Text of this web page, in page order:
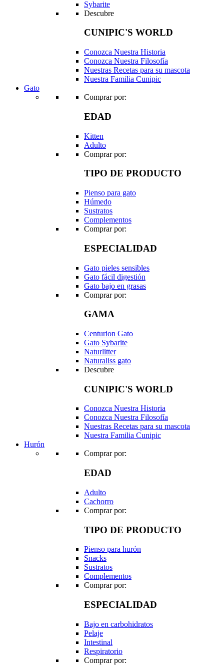
Sybarite
Descubre
CUNIPIC'S WORLD
Conozca Nuestra Historia
Conozca Nuestra Filosofía
Nuestras Recetas para su mascota
Nuestra Familia Cunipic
Gato
Comprar por:
EDAD
Kitten
Adulto
Comprar por:
TIPO DE PRODUCTO
Pienso para gato
Húmedo
Sustratos
Complementos
Comprar por:
ESPECIALIDAD
Gato pieles sensibles
Gato fácil digestión
Gato bajo en grasas
Comprar por:
GAMA
Centurion Gato
Gato Sybarite
Naturlitter
Naturaliss gato
Descubre
CUNIPIC'S WORLD
Conozca Nuestra Historia
Conozca Nuestra Filosofía
Nuestras Recetas para su mascota
Nuestra Familia Cunipic
Hurón
Comprar por:
EDAD
Adulto
Cachorro
Comprar por:
TIPO DE PRODUCTO
Pienso para hurón
Snacks
Sustratos
Complementos
Comprar por:
ESPECIALIDAD
Bajo en carbohidratos
Pelaje
Intestinal
Respiratorio
Comprar por: